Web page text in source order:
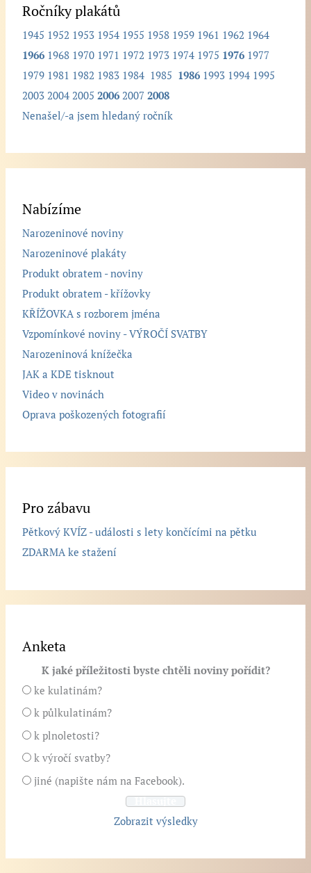
Ročníky plakátů
1945 1952 1953 1954 1955 1958 1959 1961 1962 1964
1966 1968 1970 1971 1972 1973 1974 1975 1976 1977
1979 1981 1982 1983 1984 1985 1986 1993 1994 1995
2003 2004 2005 2006 2007 2008
Nenašel/-a jsem hledaný ročník
Nabízíme
Narozeninové noviny
Narozeninové plakáty
Produkt obratem - noviny
Produkt obratem - křížovky
KŘÍŽOVKA s rozborem jména
Vzpomínkové noviny - VÝROČÍ SVATBY
Narozeninová knížečka
JAK a KDE tisknout
Video v novinách
Oprava poškozených fotografií
Pro zábavu
Pětkový KVÍZ - události s lety končícími na pětku
ZDARMA ke stažení
Anketa
K jaké příležitosti byste chtěli noviny pořídit?
ke kulatinám?
k půlkulatinám?
k plnoletosti?
k výročí svatby?
jiné (napište nám na Facebook).
Zobrazit výsledky